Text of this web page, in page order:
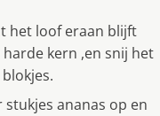
het loof eraan blijft
kern ,en snij het
stukjes ananas op en